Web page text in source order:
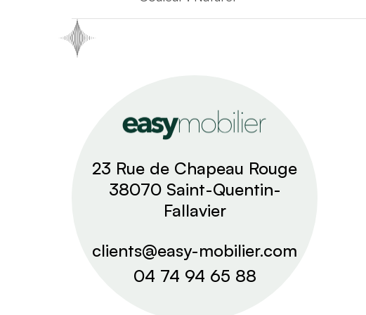
23 Rue de Chapeau Rouge
38070 Saint-Quentin-
Fallavier
clients@easy-mobilier.com
04 74 94 65 88